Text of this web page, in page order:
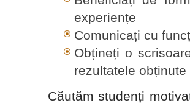
experiențe
Comunicați cu
Obțineți o
rezultatele obținute
Căutăm studenți